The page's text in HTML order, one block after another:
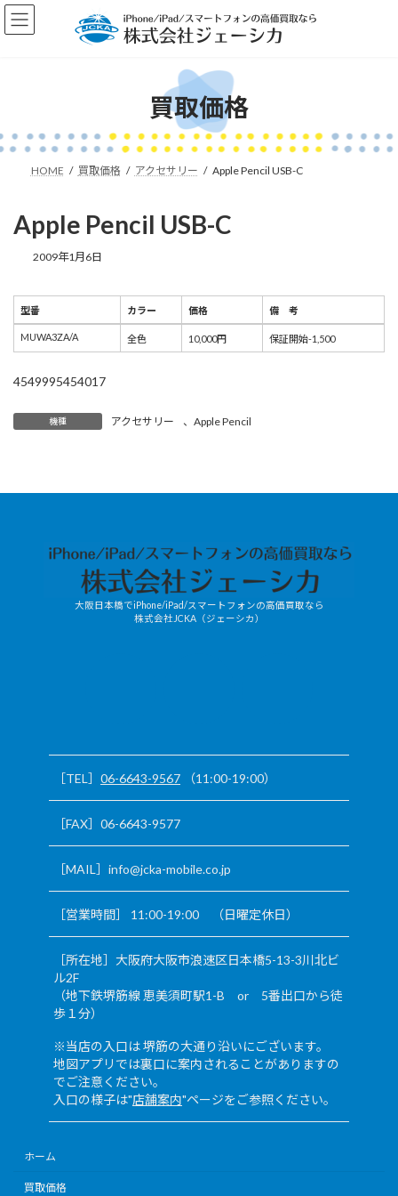
コ
ン
キ
ッ
ナ
ビ
に
移
買取価格
HOME 買取価格 アクセサリー Apple Pencil USB-C
Apple Pencil USB-C
2009年1月6日
型番 カラー 価格
備 考
型番
カラー 備 考
MUWA3ZA/A 全色 10,000円 保証開始-1,500
4549995454017
機種 アクセサリー 、 Apple Pencil
大阪日本橋でiPhone/iPad/スマートフォンの高価買取なら
株式会社JCKA（ジェーシカ）
［TEL］ 06-6643-9567 （11:00-19:00）
［FAX］06-6643-9577
［MAIL］info@jcka-mobile.co.jp
［営業時間］ 11:00-19:00 （日曜定休日）
［所在地］大阪府大阪市浪速区日本橋5-13-3川北ビ
ル2F
（地下鉄堺筋線 恵美須町駅1-B or 5番出口から徒
歩１分）
※当店の入口は 堺筋の大通り沿いにございます。
地図アプリでは裏口に案内されることがありますの
でご注意ください。
入口の様子は"店舗案内"ページをご参照ください。
ホーム
買取価格